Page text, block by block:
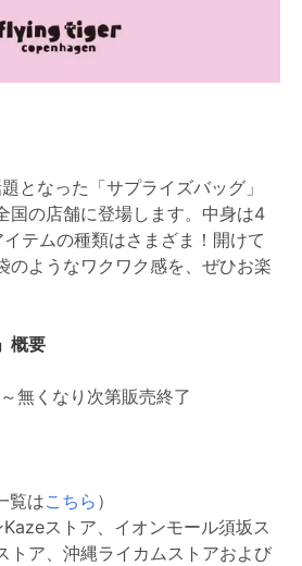
となった「サプライズバッグ」
国の店舗に登場します。中身は4
テムの種類はさまざま！開けて
のようなワクワク感を、ぜひお楽
概要
無くなり次第販売終了
覧はこちら ）
ストア、イオンモール須坂ス
トア、沖縄ライカムストアおよび